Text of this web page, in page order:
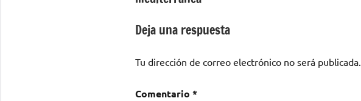
entradas
Deja una respuesta
Tu dirección de correo electrónico no será publicada.
Comentario *